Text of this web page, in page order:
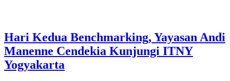
Hari Kedua Benchmarking, Yayasan Andi
Manenne Cendekia Kunjungi ITNY
Yogyakarta